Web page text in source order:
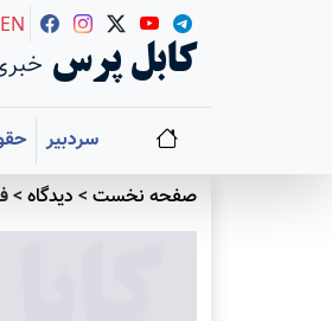
کابل پرس
EN
سردبیر
صفحه نخست> دیدگاه>